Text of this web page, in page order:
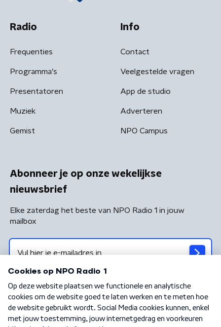
Radio
Frequenties
Programma's
Presentatoren
Muziek
Gemist
Info
Contact
Veelgestelde vragen
App de studio
Adverteren
NPO Campus
Abonneer je op onze wekelijkse
nieuwsbrief
Elke zaterdag het beste van NPO Radio 1 in jouw
mailbox
Algemene voorwaarden